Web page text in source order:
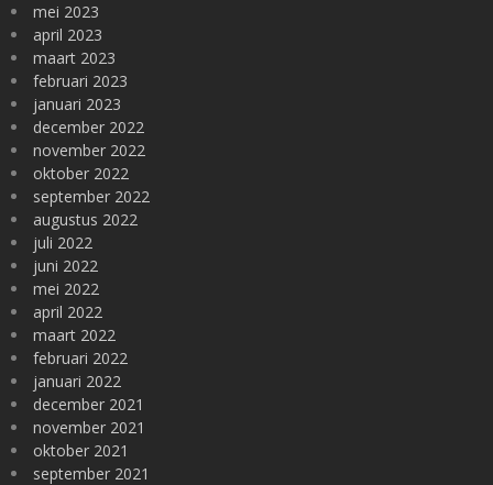
mei 2023
april 2023
maart 2023
februari 2023
januari 2023
december 2022
november 2022
oktober 2022
september 2022
augustus 2022
juli 2022
juni 2022
mei 2022
april 2022
maart 2022
februari 2022
januari 2022
december 2021
november 2021
oktober 2021
september 2021